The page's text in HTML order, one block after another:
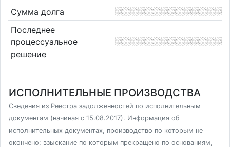
Сумма долга
Последнее
процессуальное
решение
ИСПОЛНИТЕЛЬНЫЕ ПРОИЗВОДСТВА
Сведения из Реестра задолженностей по исполнительным
документам (начиная с 15.08.2017). Информация об
исполнительных документах, производство по которым не
окончено; взыскание по которым прекращено по основаниям,